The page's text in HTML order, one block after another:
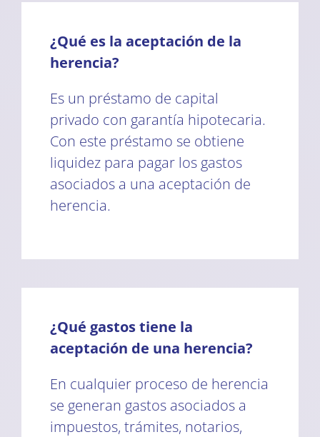
¿Qué es la aceptación de la
herencia?
Es un préstamo de capital
privado con garantía hipotecaria.
Con este préstamo se obtiene
liquidez para pagar los gastos
asociados a una aceptación de
herencia.
¿Qué gastos tiene la
aceptación de una herencia?
En cualquier proceso de herencia
se generan gastos asociados a
impuestos, trámites, notarios,